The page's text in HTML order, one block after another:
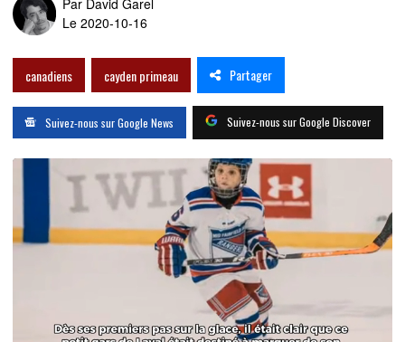
Par David Garel
Le 2020-10-16
canadiens cayden primeau Partager
Suivez-nous sur Google News Suivez-nous sur Google Discover